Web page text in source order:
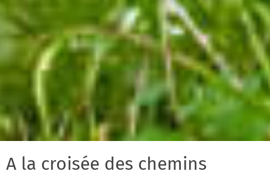
A la croisée des chemins